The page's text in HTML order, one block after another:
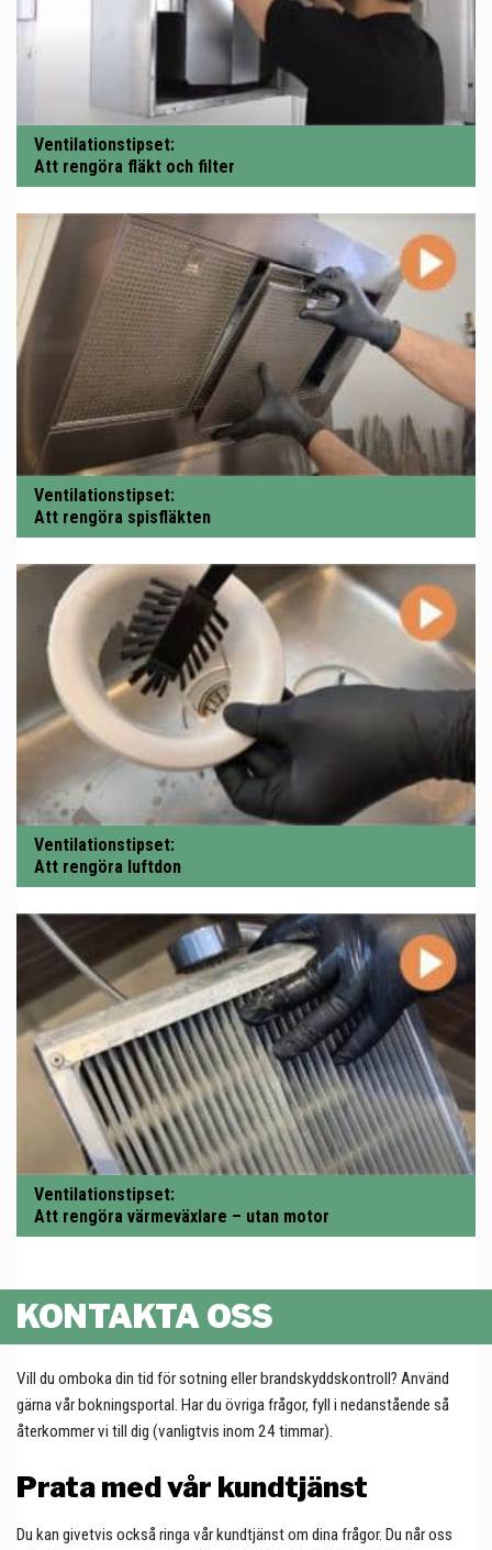
Ventilationstipset:
Att rengöra fläkt och filter
Ventilationstipset:
Att rengöra spisfläkten
Ventilationstipset:
Att rengöra luftdon
Ventilationstipset:
Att rengöra värmeväxlare – utan motor
KONTAKTA OSS
Vill du omboka din tid för sotning eller brandskyddskontroll? Använd
gärna vår bokningsportal. Har du övriga frågor, fyll i nedanstående så
återkommer vi till dig (vanligtvis inom 24 timmar).
Prata med vår kundtjänst
Du kan givetvis också ringa vår kundtjänst om dina frågor. Du når oss